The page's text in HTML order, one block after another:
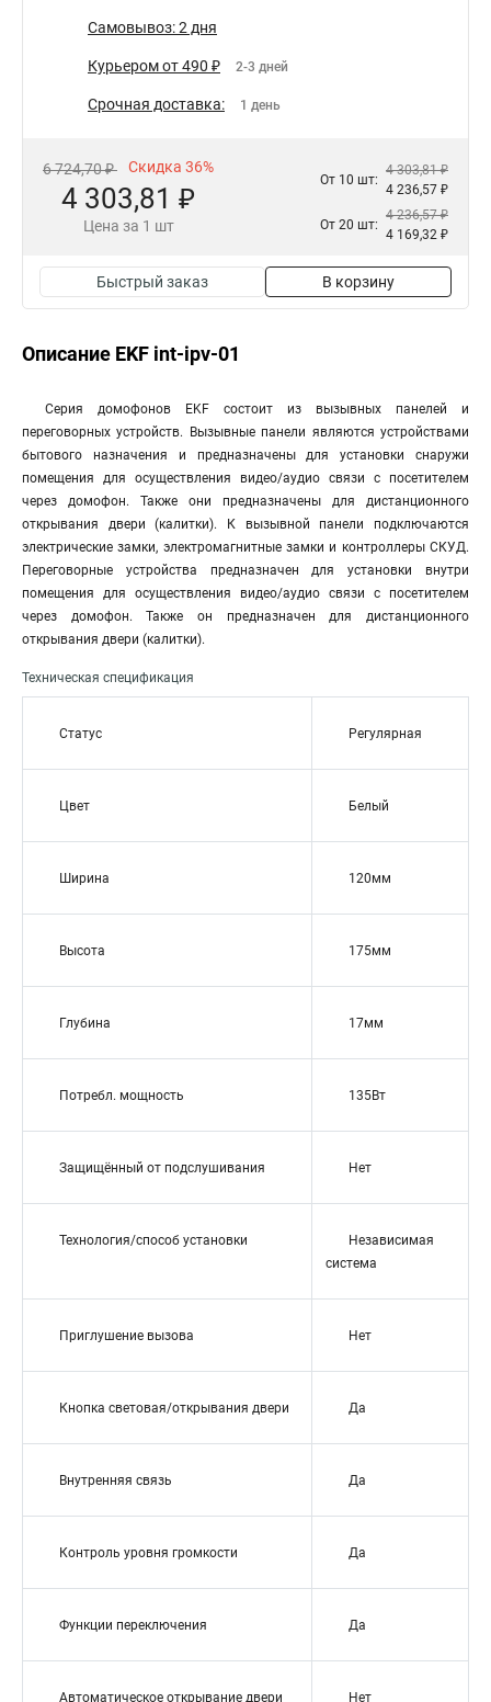
Самовывоз: 2 дня
Курьером от 490 ₽ 2-3 дней
Срочная доставка: 1 день
6 724,70 ₽ Скидка 36%
4 303,81 ₽
Цена за 1 шт
От 10 шт:
4 303,81 ₽
4 236,57 ₽
От 20 шт:
4 236,57 ₽
4 169,32 ₽
Быстрый заказ В корзину
Описание EKF int-ipv-01
Серия домофонов EKF состоит из вызывных панелей и
переговорных устройств. Вызывные панели являются устройствами
бытового назначения и предназначены для установки снаружи
помещения для осуществления видео/аудио связи с посетителем
через домофон. Также они предназначены для дистанционного
открывания двери (калитки). К вызывной панели подключаются
электрические замки, электромагнитные замки и контроллеры СКУД.
Переговорные устройства предназначен для установки внутри
помещения для осуществления видео/аудио связи с посетителем
через домофон. Также он предназначен для дистанционного
открывания двери (калитки).
Техническая спецификация
Статус Регулярная
Цвет Белый
Ширина 120мм
Высота 175мм
Глубина 17мм
Потребл. мощность 135Вт
Защищённый от подслушивания Нет
Технология/способ установки
Независимая
система
Приглушение вызова Нет
Кнопка световая/открывания двери Да
Внутренняя связь Да
Контроль уровня громкости Да
Функции переключения Да
Автоматическое открывание двери Нет